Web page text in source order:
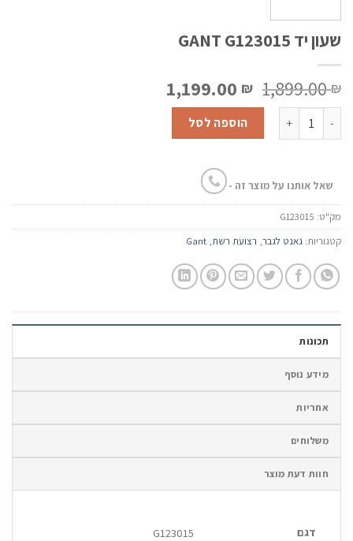
שעון יד GANT G123015
1,899.00₪ המחיר
המקורי
היה:
1,899.00 ₪.
1,199.00 ₪
כמות של שעון יד GANT G123015 הוספה לסל
שאל אותנו על מוצר זה -
מק"ט: G123015
קטגוריות: גאנט לגבר, רצועת רשת,
Gant
תכונות
מידע נוסף
אחריות
משלוחים
חוות דעת מוצר
דגם G123015